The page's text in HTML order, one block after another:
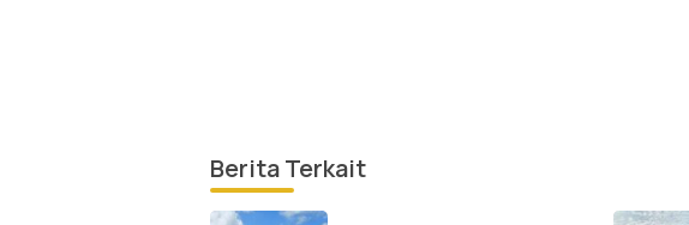
Berita Terkait